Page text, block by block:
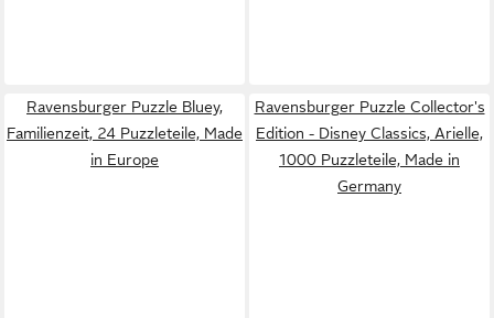
Ravensburger Puzzle Bluey,
Familienzeit, 24 Puzzleteile, Made
in Europe
Ravensburger Puzzle Collector's
Edition - Disney Classics, Arielle,
1000 Puzzleteile, Made in
Germany